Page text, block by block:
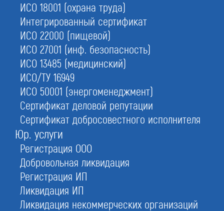
ИСО 18001 (охрана труда)
Интегрированный сертификат
ИСО 22000 (пищевой)
ИСО 27001 (инф. безопасность)
ИСО 13485 (медицинский)
ИСО/ТУ 16949
ИСО 50001 (энергоменеджмент)
Сертификат деловой репутации
Сертификат добросовестного исполнителя
Юр. услуги
Регистрация ООО
Добровольная ликвидация
Регистрация ИП
Ликвидация ИП
Ликвидация некоммерческих организаций
4. Гарантируем
конфиденциальность
С этой услугой часто заказывают:
Ликвидация ИП
Ликвидация НКО
Добровольная ликвидация
Реорганизация путем слияния
Реорганизация путем присоединения